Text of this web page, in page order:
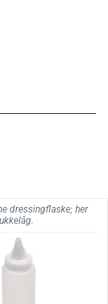
dressingflaske; her